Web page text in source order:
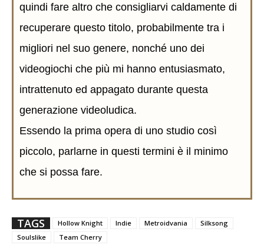
quindi fare altro che consigliarvi caldamente di
recuperare questo titolo, probabilmente tra i
migliori nel suo genere, nonché uno dei
videogiochi che più mi hanno entusiasmato,
intrattenuto ed appagato durante questa
generazione videoludica.
Essendo la prima opera di uno studio così
piccolo, parlarne in questi termini è il minimo
che si possa fare.
TAGS Hollow Knight Indie Metroidvania
Silksong
Soulslike
Team Cherry